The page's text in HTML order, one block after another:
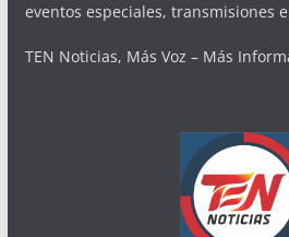
eventos especiales, transmisiones
TEN Noticias, Más Voz – Más